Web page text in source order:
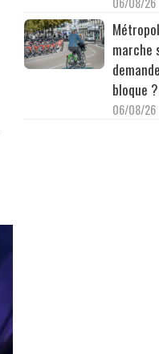
marche
bloque
06/08/26